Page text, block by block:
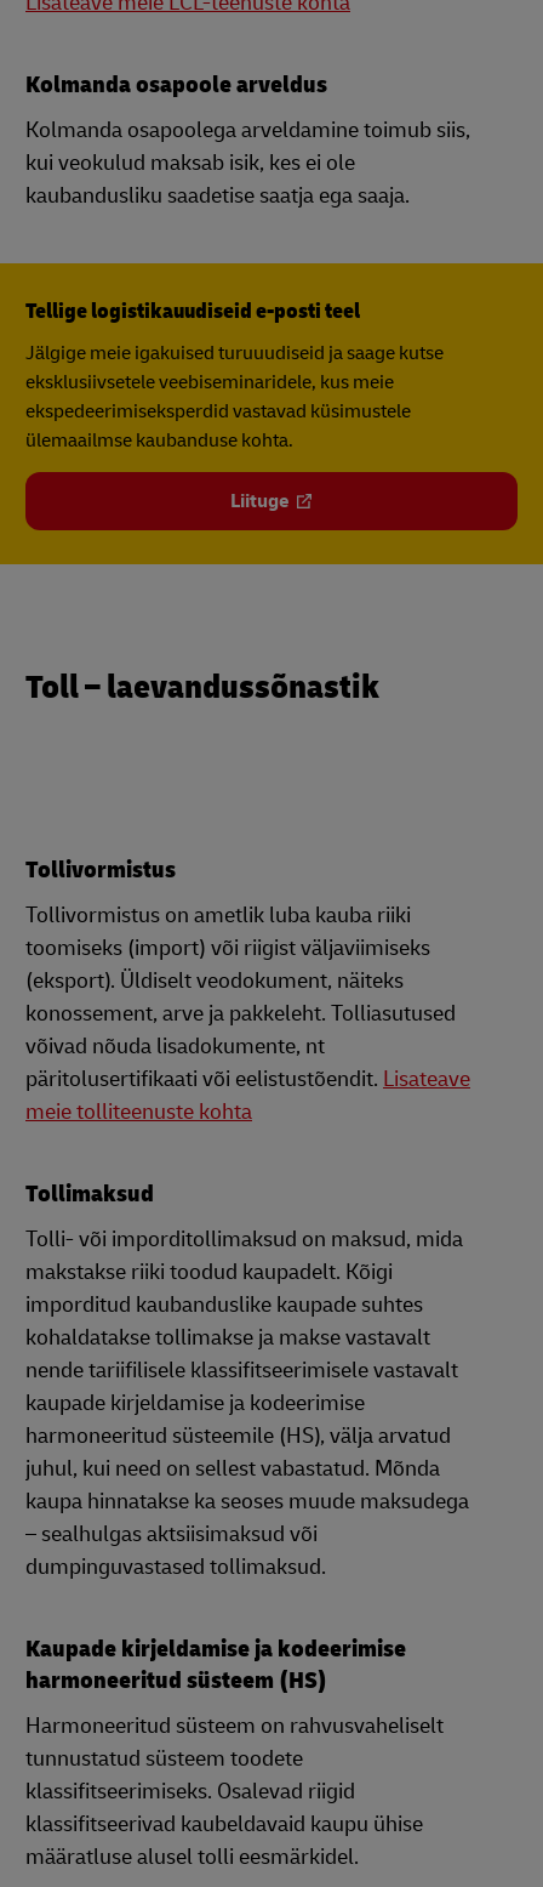
Kolmanda osapoole arveldus
Kolmanda osapoolega arveldamine toimub siis,
kui veokulud maksab isik, kes ei ole
kaubandusliku saadetise saatja ega saaja.
Tellige logistikauudiseid e-posti teel
Jälgige meie igakuised turuuudiseid ja saage kutse
eksklusiivsetele veebiseminaridele, kus meie
ekspedeerimiseksperdid vastavad küsimustele
ülemaailmse kaubanduse kohta.
Liituge
Toll – laevandussõnastik
Tollivormistus
Tollivormistus on ametlik luba kauba riiki
toomiseks (import) või riigist väljaviimiseks
(eksport). Üldiselt veodokument, näiteks
konossement, arve ja pakkeleht. Tolliasutused
võivad nõuda lisadokumente, nt
päritolusertifikaati või eelistustõendit. Lisateave
meie tolliteenuste kohta
Tollimaksud
Tolli- või imporditollimaksud on maksud, mida
makstakse riiki toodud kaupadelt. Kõigi
imporditud kaubanduslike kaupade suhtes
kohaldatakse tollimakse ja makse vastavalt
nende tariifilisele klassifitseerimisele vastavalt
kaupade kirjeldamise ja kodeerimise
harmoneeritud süsteemile (HS), välja arvatud
juhul, kui need on sellest vabastatud. Mõnda
kaupa hinnatakse ka seoses muude maksudega
– sealhulgas aktsiisimaksud või
dumpinguvastased tollimaksud.
Kaupade kirjeldamise ja kodeerimise
harmoneeritud süsteem (HS)
Harmoneeritud süsteem on rahvusvaheliselt
tunnustatud süsteem toodete
klassifitseerimiseks. Osalevad riigid
klassifitseerivad kaubeldavaid kaupu ühise
määratluse alusel tolli eesmärkidel.